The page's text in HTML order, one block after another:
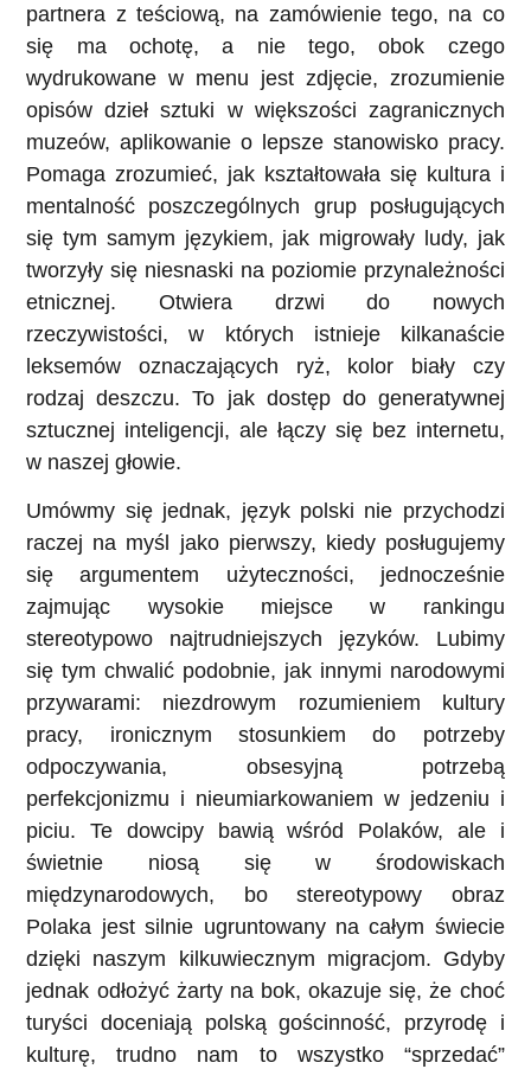
partnera z teściową, na zamówienie tego, na co
się ma ochotę, a nie tego, obok czego
wydrukowane w menu jest zdjęcie, zrozumienie
opisów dzieł sztuki w większości zagranicznych
muzeów, aplikowanie o lepsze stanowisko pracy.
Pomaga zrozumieć, jak kształtowała się kultura i
mentalność poszczególnych grup posługujących
się tym samym językiem, jak migrowały ludy, jak
tworzyły się niesnaski na poziomie przynależności
etnicznej. Otwiera drzwi do nowych
rzeczywistości, w których istnieje kilkanaście
leksemów oznaczających ryż, kolor biały czy
rodzaj deszczu. To jak dostęp do generatywnej
sztucznej inteligencji, ale łączy się bez internetu,
w naszej głowie.
Umówmy się jednak, język polski nie przychodzi
raczej na myśl jako pierwszy, kiedy posługujemy
się argumentem użyteczności, jednocześnie
zajmując wysokie miejsce w rankingu
stereotypowo najtrudniejszych języków. Lubimy
się tym chwalić podobnie, jak innymi narodowymi
przywarami: niezdrowym rozumieniem kultury
pracy, ironicznym stosunkiem do potrzeby
odpoczywania, obsesyjną potrzebą
perfekcjonizmu i nieumiarkowaniem w jedzeniu i
piciu. Te dowcipy bawią wśród Polaków, ale i
świetnie niosą się w środowiskach
międzynarodowych, bo stereotypowy obraz
Polaka jest silnie ugruntowany na całym świecie
dzięki naszym kilkuwiecznym migracjom. Gdyby
jednak odłożyć żarty na bok, okazuje się, że choć
turyści doceniają polską gościnność, przyrodę i
kulturę, trudno nam to wszystko “sprzedać”